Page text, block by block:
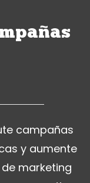
campañas
y aumente
marketing